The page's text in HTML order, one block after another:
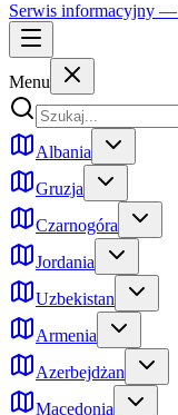
Serwis informacyjny —
Menu
Albania
Gruzja
Czarnogóra
Jordania
Uzbekistan
Armenia
Azerbejdżan
Macedonia